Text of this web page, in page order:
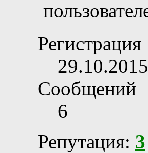
Регистрация
29.10.2015
Сообщений
6
Репутация: 3